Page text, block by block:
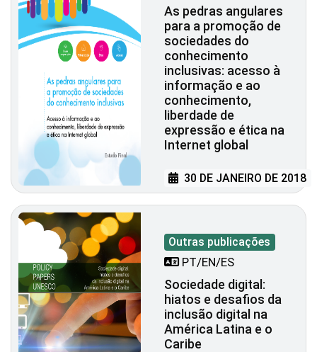
As pedras angulares
para a promoção de
sociedades do
conhecimento
inclusivas: acesso à
informação e ao
conhecimento,
liberdade de
expressão e ética na
Internet global
30 DE JANEIRO DE 2018
Outras publicações
PT/EN/ES
Sociedade digital:
hiatos e desafios da
inclusão digital na
América Latina e o
Caribe